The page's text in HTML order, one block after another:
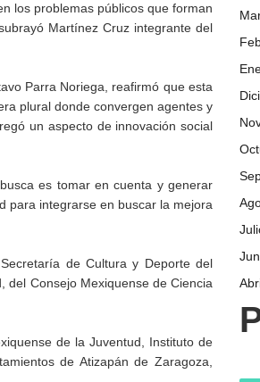
los problemas públicos que forman
Martínez Cruz integrante del
Parra Noriega, reafirmó que esta
plural donde convergen agentes y
un aspecto de innovación social
es tomar en cuenta y generar
para integrarse en buscar la mejora
de Cultura y Deporte del
del Consejo Mexiquense de Ciencia
de la Juventud, Instituto de
de Atizapán de Zaragoza,